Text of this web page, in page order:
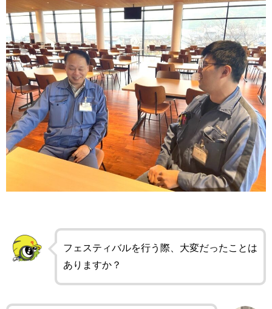
フェスティバルを行う際、大変だったことは
ありますか？